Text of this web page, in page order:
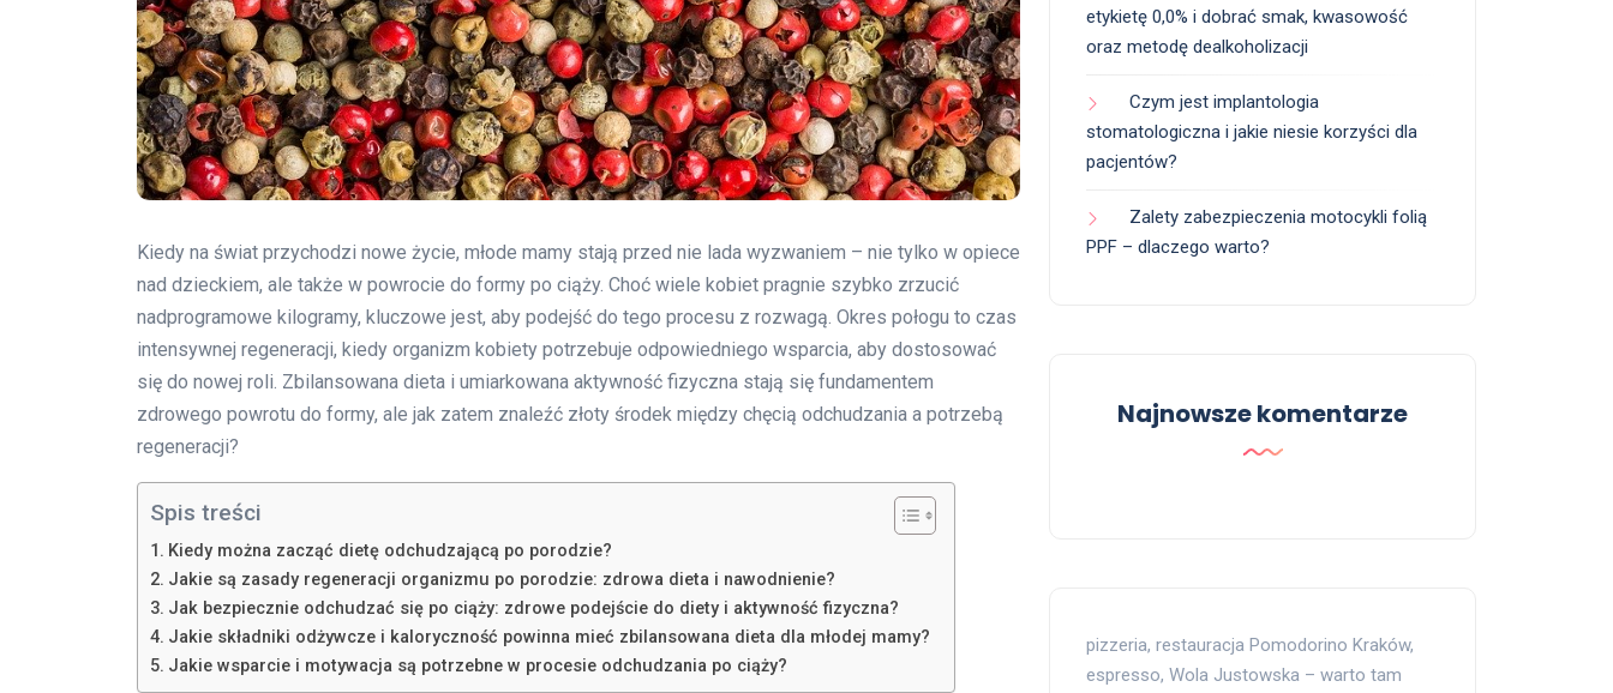
Kiedy na świat przychodzi nowe życie, młode mamy stają przed nie lada wyzwaniem – nie tylko w opiece
nad dzieckiem, ale także w powrocie do formy po ciąży. Choć wiele kobiet pragnie szybko zrzucić
nadprogramowe kilogramy, kluczowe jest, aby podejść do tego procesu z rozwagą. Okres połogu to czas
intensywnej regeneracji, kiedy organizm kobiety potrzebuje odpowiedniego wsparcia, aby dostosować
się do nowej roli. Zbilansowana dieta i umiarkowana aktywność fizyczna stają się fundamentem
zdrowego powrotu do formy, ale jak zatem znaleźć złoty środek między chęcią odchudzania a potrzebą
regeneracji?
Spis treści
Kiedy można zacząć dietę odchudzającą po porodzie?
Jakie są zasady regeneracji organizmu po porodzie: zdrowa dieta i nawodnienie?
Jak bezpiecznie odchudzać się po ciąży: zdrowe podejście do diety i aktywność fizyczna?
Jakie składniki odżywcze i kaloryczność powinna mieć zbilansowana dieta dla młodej mamy?
Jakie wsparcie i motywacja są potrzebne w procesie odchudzania po ciąży?
etykietę 0,0% i dobrać smak, kwasowość
oraz metodę dealkoholizacji
Czym jest implantologia
stomatologiczna i jakie niesie korzyści dla
pacjentów?
Zalety zabezpieczenia motocykli folią
PPF – dlaczego warto?
Najnowsze komentarze
pizzeria, restauracja Pomodorino Kraków,
espresso, Wola Justowska – warto tam